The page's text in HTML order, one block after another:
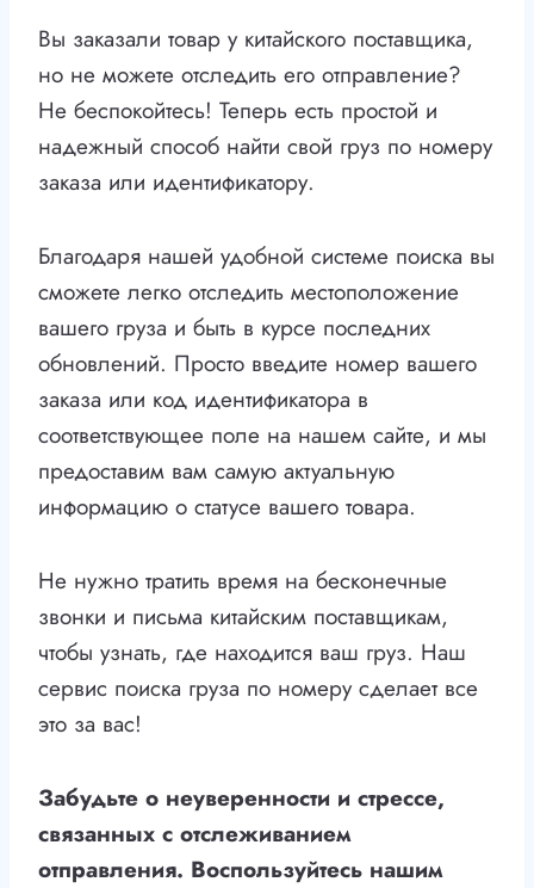
Вы заказали товар у китайского поставщика,
но не можете отследить его отправление?
Не беспокойтесь! Теперь есть простой и
надежный способ найти свой груз по номеру
заказа или идентификатору.
Благодаря нашей удобной системе поиска вы
сможете легко отследить местоположение
вашего груза и быть в курсе последних
обновлений. Просто введите номер вашего
заказа или код идентификатора в
соответствующее поле на нашем сайте, и мы
предоставим вам самую актуальную
информацию о статусе вашего товара.
Не нужно тратить время на бесконечные
звонки и письма китайским поставщикам,
чтобы узнать, где находится ваш груз. Наш
сервис поиска груза по номеру сделает все
это за вас!
Забудьте о неуверенности и стрессе,
связанных с отслеживанием
отправления. Воспользуйтесь нашим